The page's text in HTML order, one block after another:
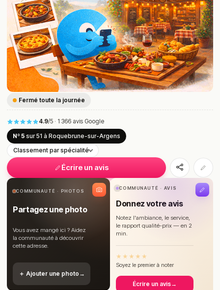
Fermé toute la journée
4.9/5 · 1 366 avis Google
Nº 5 sur 51 à Roquebrune-sur-Argens
Classement par spécialité
Écrire un avis
COMMUNAUTÉ · PHOTOS
Partagez une photo
Vous avez mangé ici ? Aidez
la communauté à découvrir
cette adresse.
＋ Ajouter une photo →
COMMUNAUTÉ · AVIS
Donnez votre avis
Notez l'ambiance, le service,
le rapport qualité-prix — en 2
min.
★ ★ ★ ★ ★
Soyez le premier à noter
Écrire un avis→